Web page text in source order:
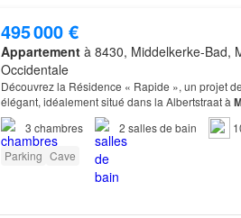
495 000 €
Appartementà 8430, Middelkerke-Bad,
Occidentale
Découvrez la Résidence « Rapide », un projet
élégant, idéalement situé dans la Albertstraat à
3 chambres 2 salles de bain
Parking Cave